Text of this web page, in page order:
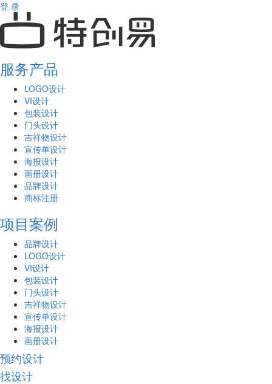
登 录
服务产品
LOGO设计
VI设计
包装设计
门头设计
吉祥物设计
宣传单设计
海报设计
画册设计
品牌设计
商标注册
项目案例
品牌设计
LOGO设计
VI设计
包装设计
门头设计
吉祥物设计
宣传单设计
海报设计
画册设计
预约设计
找设计